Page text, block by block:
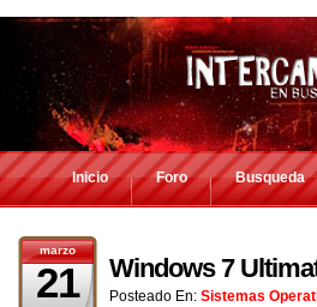
Inicio Foro Busqueda
marzo
21 Windows 7
Posteado En: Sistemas